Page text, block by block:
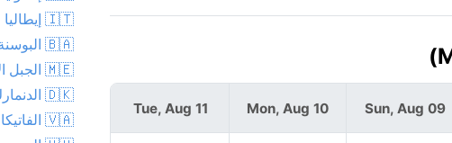
Sun, Aug 09
Mon, Aug 10
Tue, Aug 11
🇮🇹 إيطاليا
🇧🇦 البوسنة و الهرسك
🇲🇪 الجبل الأسود
🇩🇰 الدنمارك
🇻🇦 الفاتيكان